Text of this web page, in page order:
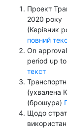
Проект
2020 року
(Керівник
повний
On
period up
текст
(ухвалена
(брошура)
Щодо